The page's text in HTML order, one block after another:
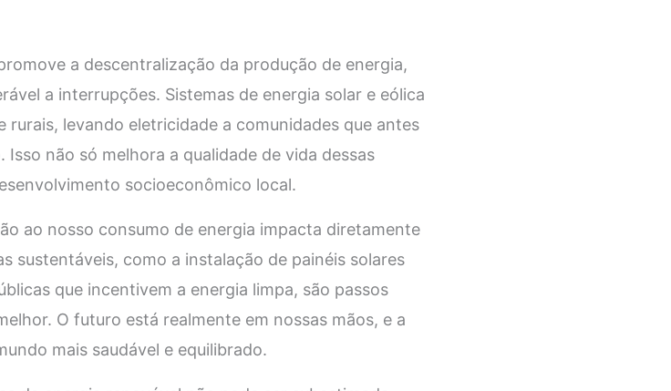
a descentralização da produção de energia,
a interrupções. Sistemas de energia solar e eólica
rurais, levando eletricidade a comunidades que antes
não só melhora a qualidade de vida dessas
socioeconômico local.
ao nosso consumo de energia impacta diretamente
sustentáveis, como a instalação de painéis solares
que incentivem a energia limpa, são passos
O futuro está realmente em nossas mãos, e a
mais saudável e equilibrado.